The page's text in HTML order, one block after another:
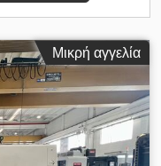
Μικρή αγγελία